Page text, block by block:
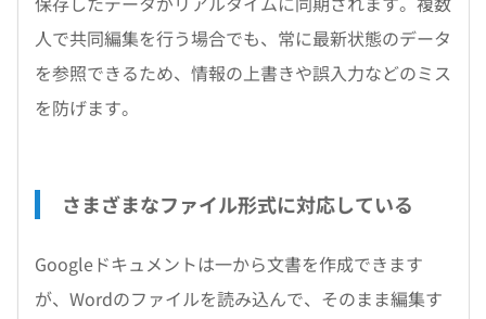
人で共同編集を行う場合でも、常に最新状態のデータ
を参照できるため、情報の上書きや誤入力などのミス
を防げます。
さまざまなファイル形式に対応している
Googleドキュメントは一から文書を作成できます
が、Wordのファイルを読み込んで、そのまま編集す